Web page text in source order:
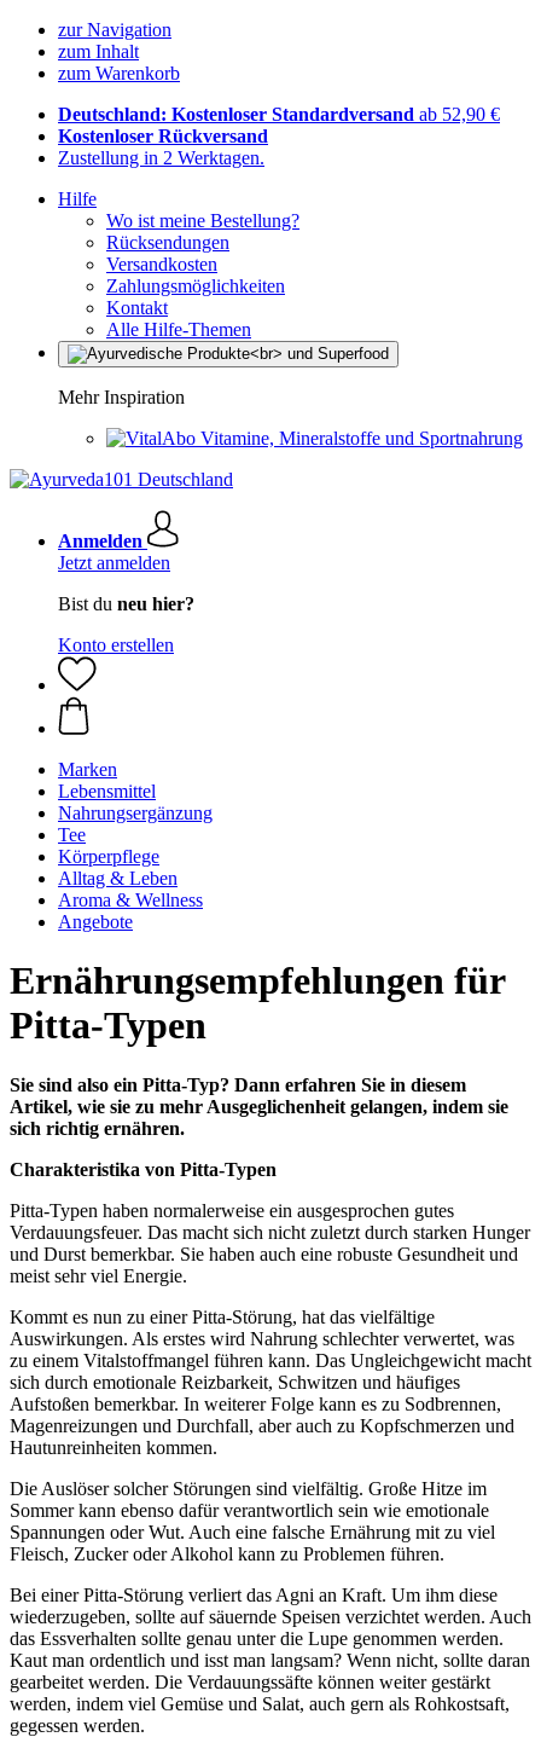
zur Navigation
zum Inhalt
zum Warenkorb
Deutschland: Kostenloser Standardversand ab 52,90 €
Kostenloser Rückversand
Zustellung in 2 Werktagen.
Hilfe
Wo ist meine Bestellung?
Rücksendungen
Versandkosten
Zahlungsmöglichkeiten
Kontakt
Alle Hilfe-Themen
Mehr Inspiration
Vitamine, Mineralstoffe und Sportnahrung
Anmelden
Jetzt anmelden
Bist du neu hier?
Konto erstellen
Marken
Lebensmittel
Nahrungsergänzung
Tee
Körperpflege
Alltag & Leben
Aroma & Wellness
Angebote
Ernährungsempfehlungen für
Pitta-Typen
Sie sind also ein Pitta-Typ? Dann erfahren Sie in diesem
Artikel, wie sie zu mehr Ausgeglichenheit gelangen, indem sie
sich richtig ernähren.
Charakteristika von Pitta-Typen
Pitta-Typen haben normalerweise ein ausgesprochen gutes
Verdauungsfeuer. Das macht sich nicht zuletzt durch starken Hunger
und Durst bemerkbar. Sie haben auch eine robuste Gesundheit und
meist sehr viel Energie.
Kommt es nun zu einer Pitta-Störung, hat das vielfältige
Auswirkungen. Als erstes wird Nahrung schlechter verwertet, was
zu einem Vitalstoffmangel führen kann. Das Ungleichgewicht macht
sich durch emotionale Reizbarkeit, Schwitzen und häufiges
Aufstoßen bemerkbar. In weiterer Folge kann es zu Sodbrennen,
Magenreizungen und Durchfall, aber auch zu Kopfschmerzen und
Hautunreinheiten kommen.
Die Auslöser solcher Störungen sind vielfältig. Große Hitze im
Sommer kann ebenso dafür verantwortlich sein wie emotionale
Spannungen oder Wut. Auch eine falsche Ernährung mit zu viel
Fleisch, Zucker oder Alkohol kann zu Problemen führen.
Bei einer Pitta-Störung verliert das Agni an Kraft. Um ihm diese
wiederzugeben, sollte auf säuernde Speisen verzichtet werden. Auch
das Essverhalten sollte genau unter die Lupe genommen werden.
Kaut man ordentlich und isst man langsam? Wenn nicht, sollte daran
gearbeitet werden. Die Verdauungssäfte können weiter gestärkt
werden, indem viel Gemüse und Salat, auch gern als Rohkostsaft,
gegessen werden.